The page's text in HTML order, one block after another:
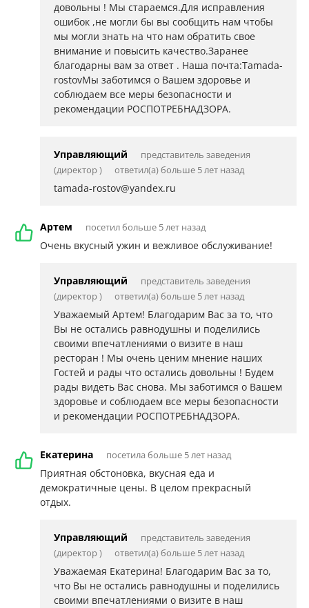
довольны ! Мы стараемся.Для исправления
ошибок ,не могли бы вы сообщить нам чтобы
мы могли знать на что нам обратить свое
внимание и повысить качество.Заранее
благодарны вам за ответ . Наша почта:Tamada-
rostovМы заботимся о Вашем здоровье и
соблюдаем все меры безопасности и
рекомендации РОСПОТРЕБНАДЗОРА.
Управляющий
представитель заведения
(директор )
ответил(а) больше 5 лет назад
tamada-rostov@yandex.ru
Артем посетил больше 5 лет назад
Очень вкусный ужин и вежливое обслуживание!
Управляющий
представитель заведения
(директор )
ответил(а) больше 5 лет назад
Уважаемый Артем! Благодарим Вас за то, что
Вы не остались равнодушны и поделились
своими впечатлениями о визите в наш
ресторан ! Мы очень ценим мнение наших
Гостей и рады что остались довольны ! Будем
рады видеть Вас снова. Мы заботимся о Вашем
здоровье и соблюдаем все меры безопасности
и рекомендации РОСПОТРЕБНАДЗОРА.
Екатерина посетила больше 5 лет назад
Приятная обстоновка, вкусная еда и
демократичные цены. В целом прекрасный
отдых.
Управляющий
представитель заведения
(директор )
ответил(а) больше 5 лет назад
Уважаемая Екатерина! Благодарим Вас за то,
что Вы не остались равнодушны и поделились
своими впечатлениями о визите в наш